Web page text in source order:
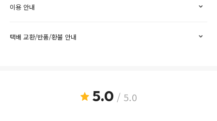
이용 안내
택배 교환/반품/환불 안내
5.0 / 5.0